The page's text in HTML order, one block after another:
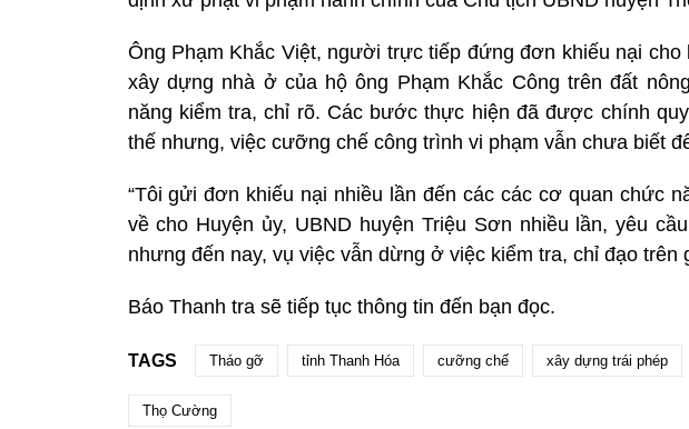
Ông Phạm Khắc Việt, người trực tiếp đứng đơn khiếu nại cho
xây dựng nhà ở của hộ ông Phạm Khắc Công trên đất
năng kiểm tra, chỉ rõ. Các bước thực hiện đã được chính
thế nhưng, việc cưỡng chế công trình vi phạm vẫn chưa biết
“Tôi gửi đơn khiếu nại nhiều lần đến các các cơ quan chức
về cho Huyện ủy, UBND huyện Triệu Sơn nhiều lần, yêu
nhưng đến nay, vụ việc vẫn dừng ở việc kiểm tra, chỉ đạo trên
Báo Thanh tra sẽ tiếp tục thông tin đến bạn đọc.
TAGS Tháo gỡ tỉnh Thanh Hóa cưỡng chế xây dựng trái phép
Thọ Cường